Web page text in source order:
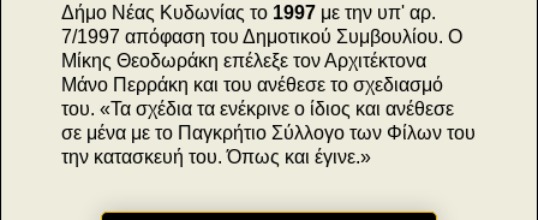
Δήμο Νέας Κυδωνίας το 1997 με την υπ' αρ.
7/1997 απόφαση του Δημοτικού Συμβουλίου. Ο
Μίκης Θεοδωράκη επέλεξε τον Αρχιτέκτονα
Μάνο Περράκη και του ανέθεσε το σχεδιασμό
του. «Τα σχέδια τα ενέκρινε ο ίδιος και ανέθεσε
σε μένα με το Παγκρήτιο Σύλλογο των Φίλων του
την κατασκευή του. Όπως και έγινε.»